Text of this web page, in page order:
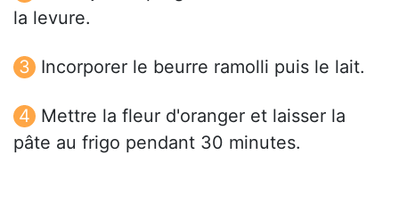
la levure.
Incorporer le beurre ramolli puis le lait.
Mettre la fleur d'oranger et laisser la
pâte au frigo pendant 30 minutes.